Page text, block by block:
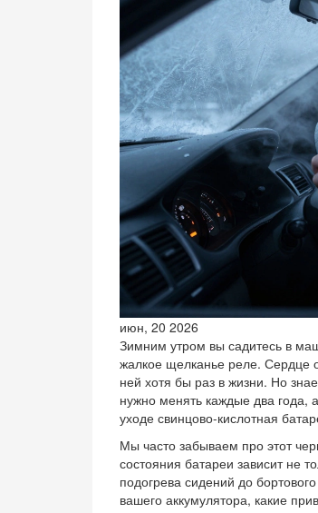
июн, 20 2026
Зимним утром вы садитесь в
жалкое щелканье реле. Сердце
ней хотя бы раз в жизни. Но
нужно менять каждые два
уходе свинцово-кислотная
Мы часто забываем про этот
состояния батареи зависит не
подогрева сидений до
вашего аккумулятора, какие